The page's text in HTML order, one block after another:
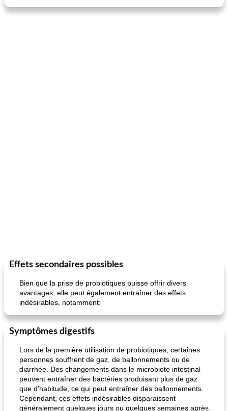
fiesta tostadas le méga's jopp joes
Effets secondaires possibles
Bien que la prise de probiotiques puisse offrir divers
avantages, elle peut également entraîner des effets
indésirables, notamment:
Symptômes digestifs
Lors de la première utilisation de probiotiques, certaines
personnes souffrent de gaz, de ballonnements ou de
diarrhée. Des changements dans le microbiote intestinal
peuvent entraîner des bactéries produisant plus de gaz
que d'habitude, ce qui peut entraîner des ballonnements.
Cependant, ces effets indésirables disparaissent
généralement quelques jours ou quelques semaines après